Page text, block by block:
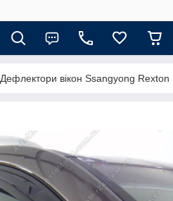
Дефлектори вікон Ssangyong